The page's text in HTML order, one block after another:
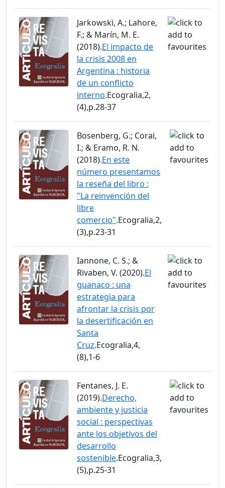
Jarkowski, A.; Lahore,
F.; & Marín, M. E.
(2018).El impacto de
la crisis 2008 en
Argentina : historia
de un conflicto
interno.Ecogralia,2,
(4),p.28-37
Bosenberg, G.; Corai,
I.; & Eramo, R. N.
(2018).En este
número presentamos
la reseña del libro :
"La reinvención del
libre
comercio".Ecogralia,2,
(3),p.23-31
Iannone, C. S.; &
Rivaben, V. (2020).El
guanaco : una
estrategia para
afrontar la crisis por
la desertificación en
Santa
Cruz.Ecogralia,4,
(8),1-6
Fentanes, J. E.
(2019).Derecho,
ambiente y justicia
social : perspectivas
ante los objetivos del
desarrollo
sostenible.Ecogralia,3,
(5),p.25-31